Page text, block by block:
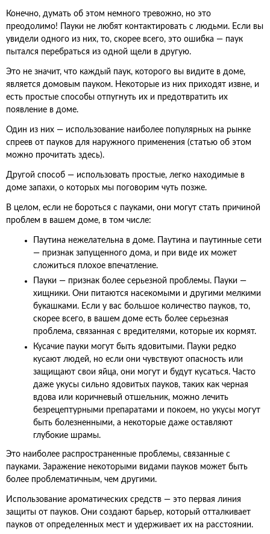
Конечно, думать об этом немного тревожно, но это
преодолимо! Пауки не любят контактировать с людьми. Если вы
увидели одного из них, то, скорее всего, это ошибка — паук
пытался перебраться из одной щели в другую.
Это не значит, что каждый паук, которого вы видите в доме,
является домовым пауком. Некоторые из них приходят извне, и
есть простые способы отпугнуть их и предотвратить их
появление в доме.
Один из них — использование наиболее популярных на рынке
спреев от пауков для наружного применения (статью об этом
можно прочитать здесь).
Другой способ — использовать простые, легко находимые в
доме запахи, о которых мы поговорим чуть позже.
В целом, если не бороться с пауками, они могут стать причиной
проблем в вашем доме, в том числе:
Паутина нежелательна в доме. Паутина и паутинные сети
— признак запущенного дома, и при виде их может
сложиться плохое впечатление.
Пауки — признак более серьезной проблемы. Пауки —
хищники. Они питаются насекомыми и другими мелкими
букашками. Если у вас большое количество пауков, то,
скорее всего, в вашем доме есть более серьезная
проблема, связанная с вредителями, которые их кормят.
Кусачие пауки могут быть ядовитыми. Пауки редко
кусают людей, но если они чувствуют опасность или
защищают свои яйца, они могут и будут кусаться. Часто
даже укусы сильно ядовитых пауков, таких как черная
вдова или коричневый отшельник, можно лечить
безрецептурными препаратами и покоем, но укусы могут
быть болезненными, а некоторые даже оставляют
глубокие шрамы.
Это наиболее распространенные проблемы, связанные с
пауками. Заражение некоторыми видами пауков может быть
более проблематичным, чем другими.
Использование ароматических средств — это первая линия
защиты от пауков. Они создают барьер, который отталкивает
пауков от определенных мест и удерживает их на расстоянии.